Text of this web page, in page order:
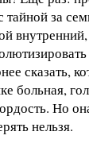
тайной за
сказать,
больная,
Но
нельзя.